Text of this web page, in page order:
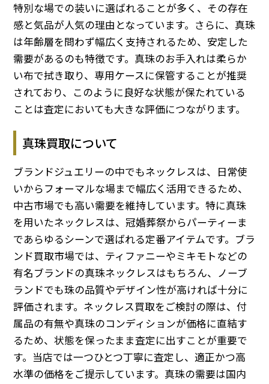
特別な場での装いに選ばれることが多く、その存在
感と気品が人気の理由となっています。さらに、真珠
は年齢層を問わず幅広く支持されるため、安定した
需要があるのも特徴です。真珠のお手入れは柔らか
い布で拭き取り、専用ケースに保管することが推奨
されており、このように良好な状態が保たれている
ことは査定においても大きな評価につながります。
真珠買取について
ブランドジュエリーの中でもネックレスは、日常使
いからフォーマルな場まで幅広く活用できるため、
中古市場でも高い需要を維持しています。特に真珠
を用いたネックレスは、冠婚葬祭からパーティーま
であらゆるシーンで選ばれる定番アイテムです。ブラ
ンド買取市場では、ティファニーやミキモトなどの
有名ブランドの真珠ネックレスはもちろん、ノーブ
ランドでも珠の品質やデザイン性が高ければ十分に
評価されます。ネックレス買取をご検討の際は、付
属品の有無や真珠のコンディションが価格に直結す
るため、状態を保ったまま査定に出すことが重要で
す。当店では一つひとつ丁寧に査定し、適正かつ高
水準の価格をご提示しています。真珠の需要は国内